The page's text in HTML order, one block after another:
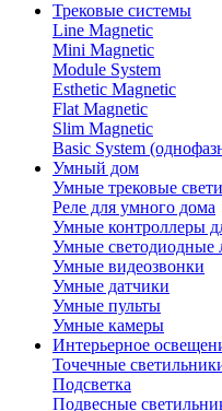
Трековые системы
Line Magnetic
Mini Magnetic
Module System
Esthetic Magnetic
Flat Magnetic
Slim Magnetic
Basic System
Умный дом
Умные трековые
Реле для умного дома
Умные контроллеры
Умные светодиодные
Умные видеозвонки
Умные датчики
Умные пульты
Умные камеры
Интерьерное
Точечные
Подсветка
Подвесные